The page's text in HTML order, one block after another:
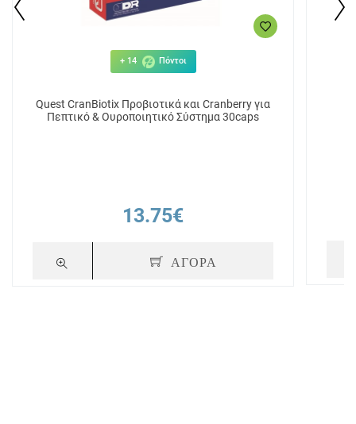
+ 14 Πόντοι
Quest CranBiotix Προβιοτικά και Cranberry για
Πεπτικό & Ουροποιητικό Σύστημα 30caps
13.75€
ΑΓΟΡΑ